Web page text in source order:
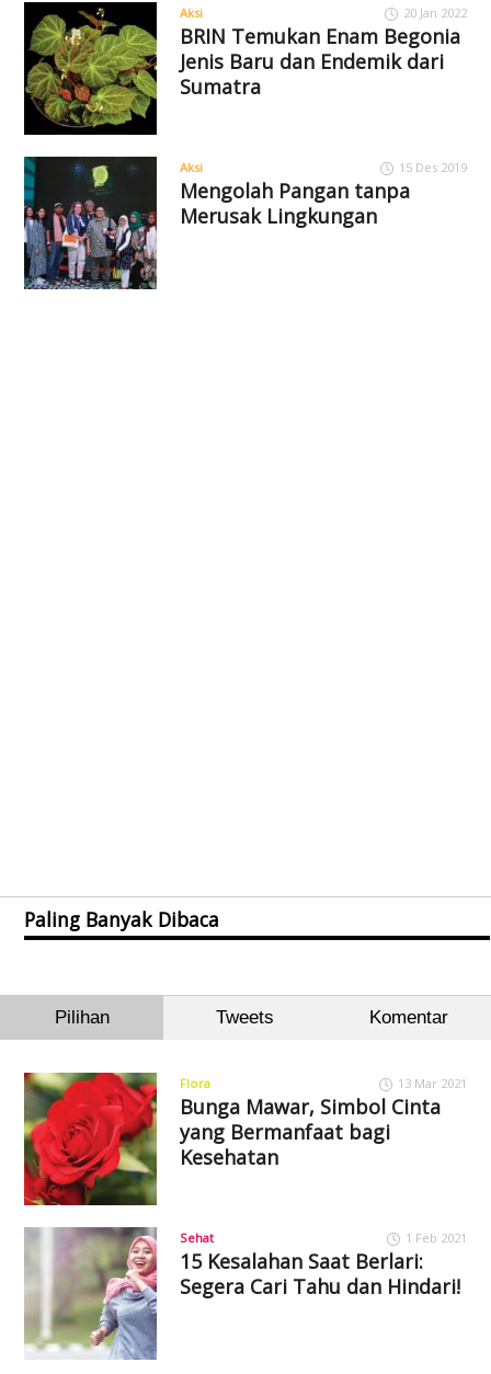
Aksi 20 Jan 2022
BRIN Temukan Enam Begonia
Jenis Baru dan Endemik dari
Sumatra
Aksi 15 Des 2019
Mengolah Pangan tanpa
Merusak Lingkungan
Paling Banyak Dibaca
Pilihan Tweets Komentar
Flora 13 Mar 2021
Bunga Mawar, Simbol Cinta
yang Bermanfaat bagi
Kesehatan
Sehat 1 Feb 2021
15 Kesalahan Saat Berlari:
Segera Cari Tahu dan Hindari!